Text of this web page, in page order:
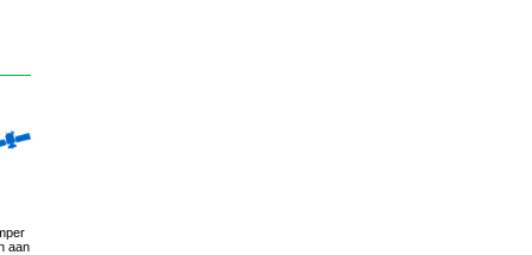
aan